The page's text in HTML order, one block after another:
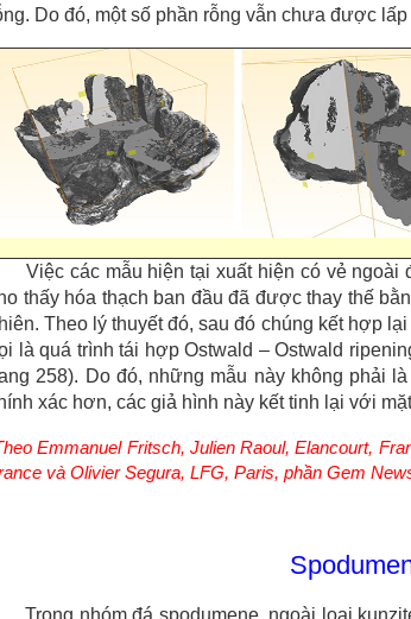
Do đó, một số phần rỗng vẫn chưa được
Việc các mẫu hiện tại xuất hiện có vẻ
thấy hóa thạch ban đầu đã được thay thế
Theo lý thuyết đó, sau đó chúng kết hợp
là quá trình tái hợp Ostwald – Ostwald
258). Do đó, những mẫu này không phải
xác hơn, các giả hình này kết tinh lại với
Emmanuel Fritsch, Julien Raoul, Elancourt,
và Olivier Segura, LFG, Paris, phần Gem
Trong nhóm đá spodumene, ngoài loại